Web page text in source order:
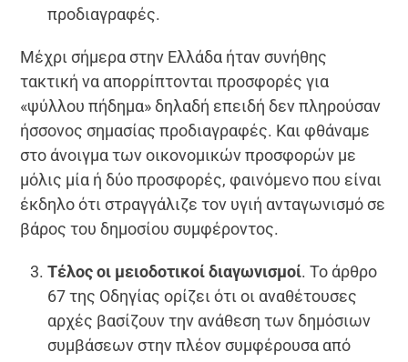
προδιαγραφές.
Μέχρι σήμερα στην Ελλάδα ήταν συνήθης
τακτική να απορρίπτονται προσφορές για
«ψύλλου πήδημα» δηλαδή επειδή δεν πληρούσαν
ήσσονος σημασίας προδιαγραφές. Και φθάναμε
στο άνοιγμα των οικονομικών προσφορών με
μόλις μία ή δύο προσφορές, φαινόμενο που είναι
έκδηλο ότι στραγγάλιζε τον υγιή ανταγωνισμό σε
βάρος του δημοσίου συμφέροντος.
Τέλος οι μειοδοτικοί διαγωνισμοί. Το άρθρο
67 της Οδηγίας ορίζει ότι οι αναθέτουσες
αρχές βασίζουν την ανάθεση των δημόσιων
συμβάσεων στην πλέον συμφέρουσα από